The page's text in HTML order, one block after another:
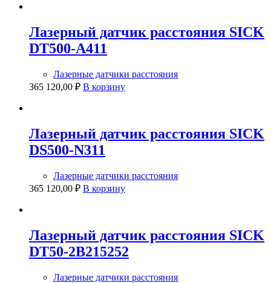
Лазерный датчик расстояния SICK
DT500-A411
Лазерные датчики расстояния
365 120,00 ₽ В корзину
Лазерный датчик расстояния SICK
DS500-N311
Лазерные датчики расстояния
365 120,00 ₽ В корзину
Лазерный датчик расстояния SICK
DT50-2B215252
Лазерные датчики расстояния